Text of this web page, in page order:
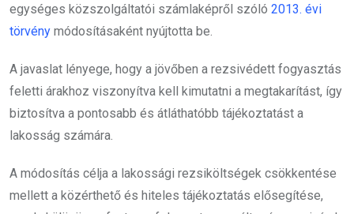
egységes közszolgáltatói számlaképről szóló 2013. évi
törvény módosításaként nyújtotta be.
A javaslat lényege, hogy a jövőben a rezsivédett fogyasztás
feletti árakhoz viszonyítva kell kimutatni a megtakarítást, így
biztosítva a pontosabb és átláthatóbb tájékoztatást a
lakosság számára.
A módosítás célja a lakossági rezsiköltségek csökkentése
mellett a közérthető és hiteles tájékoztatás elősegítése,